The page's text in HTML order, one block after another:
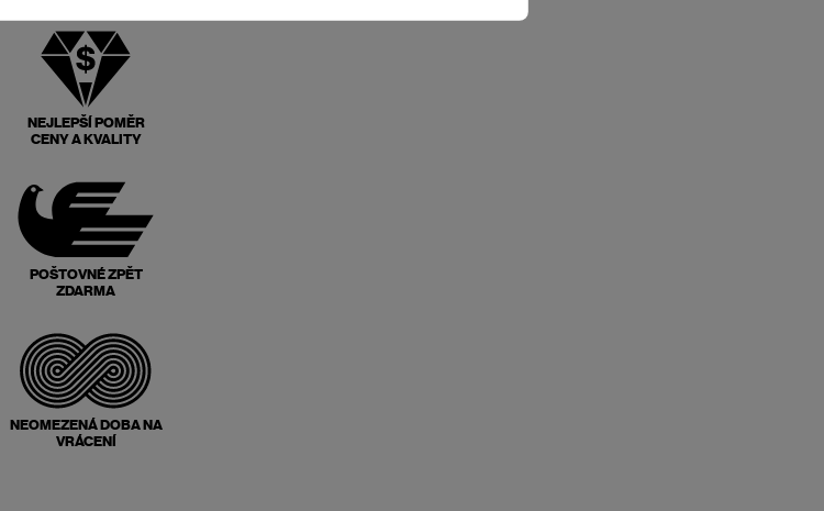
NEJLEPŠÍ POMĚR
CENY A KVALITY
POŠTOVNÉ ZPĚT
ZDARMA
NEOMEZENÁ DOBA NA
VRÁCENÍ